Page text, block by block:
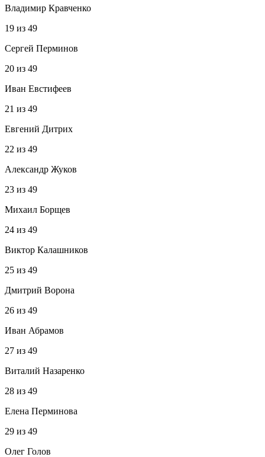
Владимир Кравченко
19 из 49
Сергей Перминов
20 из 49
Иван Евстифеев
21 из 49
Евгений Дитрих
22 из 49
Александр Жуков
23 из 49
Михаил Борщев
24 из 49
Виктор Калашников
25 из 49
Дмитрий Ворона
26 из 49
Иван Абрамов
27 из 49
Виталий Назаренко
28 из 49
Елена Перминова
29 из 49
Олег Голов